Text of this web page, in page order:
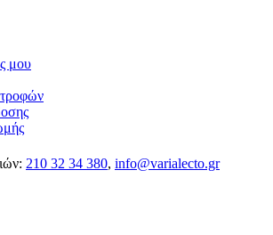
μου
210 32 34 380, info@varialecto.gr